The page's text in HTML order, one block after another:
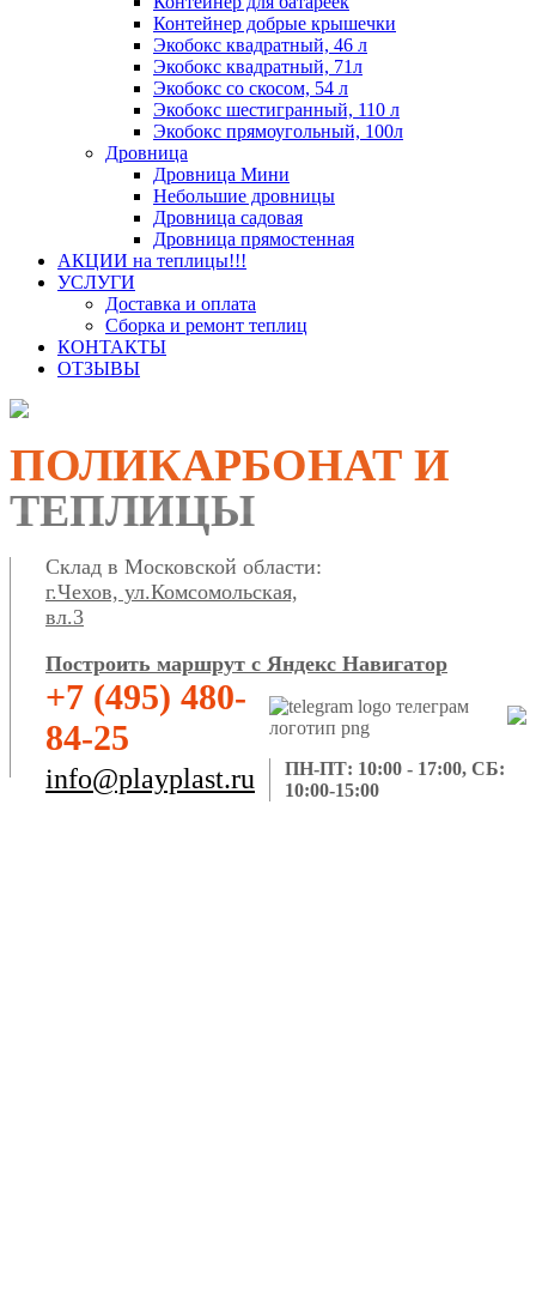
Контейнер добрые крышечки
Экобокс квадратный, 46 л
Экобокс квадратный, 71л
Экобокс со скосом, 54 л
Экобокс шестигранный, 110 л
Экобокс прямоугольный, 100л
Дровница
Дровница Мини
Небольшие дровницы
Дровница садовая
Дровница прямостенная
АКЦИИ на теплицы!!!
УСЛУГИ
Доставка и оплата
Сборка и ремонт теплиц
КОНТАКТЫ
ОТЗЫВЫ
ПОЛИКАРБОНАТ И
ТЕПЛИЦЫ
Склад в Московской области:
г.Чехов, ул.Комсомольская,
вл.3
Построить маршрут с Яндекс Навигатор
+7 (495) 480-
84-25
info@playplast.ru
ПН-ПТ: 10:00 - 17:00, СБ:
10:00-15:00